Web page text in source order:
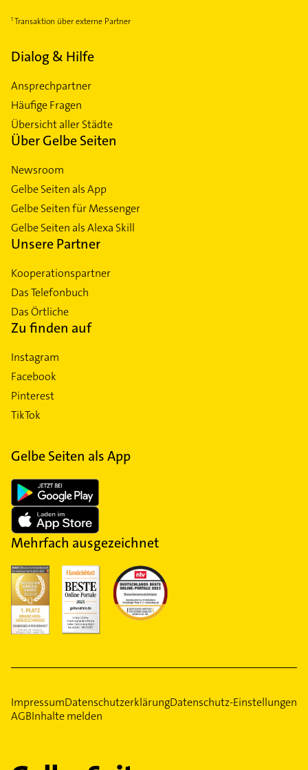
Transaktion über externe Partner
Dialog & Hilfe
Ansprechpartner
Häufige Fragen
Übersicht aller Städte
Über Gelbe Seiten
Newsroom
Gelbe Seiten als App
Gelbe Seiten für Messenger
Gelbe Seiten als Alexa Skill
Unsere Partner
Kooperationspartner
Das Telefonbuch
Das Örtliche
Zu finden auf
Instagram
Facebook
Pinterest
TikTok
Gelbe Seiten als App
Mehrfach ausgezeichnet
ImpressumDatenschutzerklärungDatenschutz-Einstellungen
AGBInhalte melden